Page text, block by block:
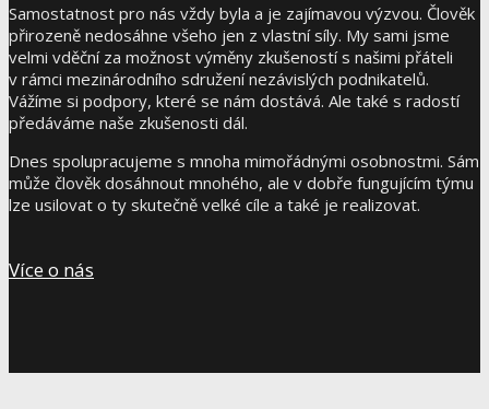
Samostatnost pro nás vždy byla a je zajímavou výzvou. Člověk
přirozeně nedosáhne všeho jen z vlastní síly. My sami jsme
velmi vděční za možnost výměny zkušeností s našimi přáteli
v rámci mezinárodního sdružení nezávislých podnikatelů.
Vážíme si podpory, které se nám dostává. Ale také s radostí
předáváme naše zkušenosti dál.
Dnes spolupracujeme s mnoha mimořádnými osobnostmi. Sám
může člověk dosáhnout mnohého, ale v dobře fungujícím týmu
lze usilovat o ty skutečně velké cíle a také je realizovat.
Více o nás